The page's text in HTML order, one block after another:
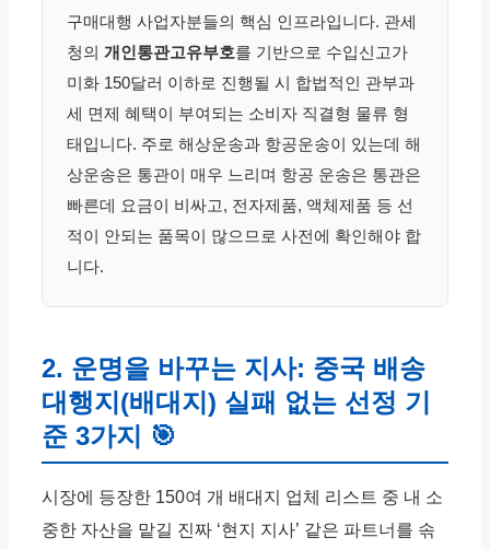
구매대행 사업자분들의 핵심 인프라입니다. 관세
청의 개인통관고유부호를 기반으로 수입신고가
미화 150달러 이하로 진행될 시 합법적인 관부과
세 면제 혜택이 부여되는 소비자 직결형 물류 형
태입니다. 주로 해상운송과 항공운송이 있는데 해
상운송은 통관이 매우 느리며 항공 운송은 통관은
빠른데 요금이 비싸고, 전자제품, 액체제품 등 선
적이 안되는 품목이 많으므로 사전에 확인해야 합
니다.
2. 운명을 바꾸는 지사: 중국 배송
대행지(배대지) 실패 없는 선정 기
준 3가지 🎯
시장에 등장한 150여 개 배대지 업체 리스트 중 내 소
중한 자산을 맡길 진짜 ‘현지 지사’ 같은 파트너를 솎